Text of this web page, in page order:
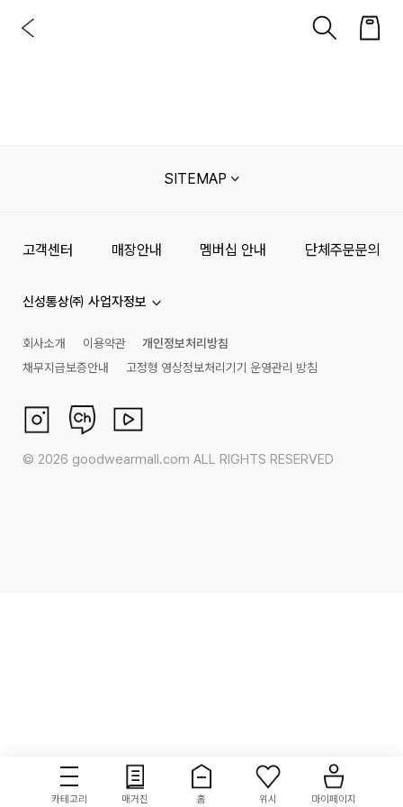
카테고리 매거진 홈 위시 마이페이지
SITEMAP
고객센터 매장안내 멤버십 안내 단체주문문의
신성통상㈜ 사업자정보
회사소개 이용약관
개인정보처리방침
채무지급보증안내
고정형 영상정보처리기기 운영관리 방침
© 2026 goodwearmall.com ALL RIGHTS RESERVED